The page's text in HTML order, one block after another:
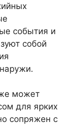
события и
собой
может
для ярких
сопряжен с